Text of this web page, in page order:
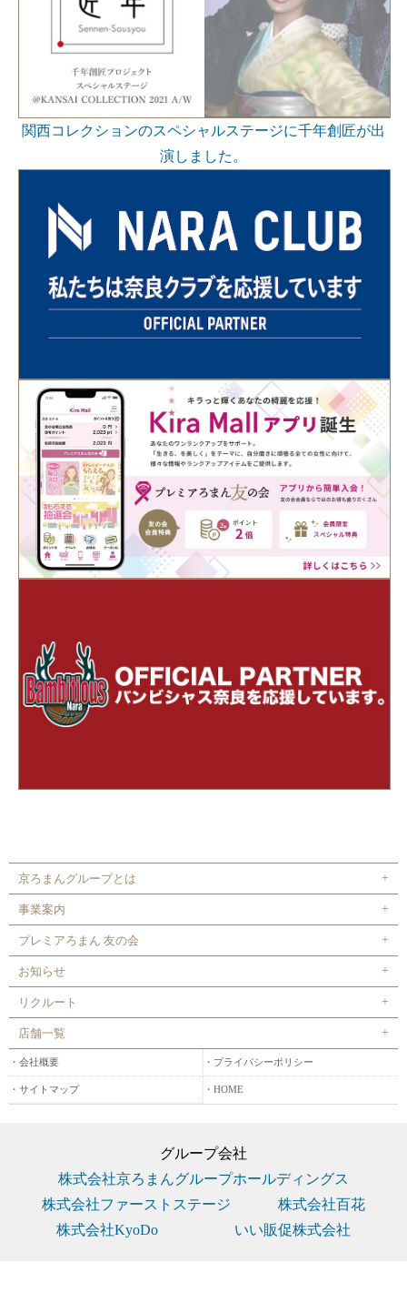
関西コレクションのスペシャルステージに千年創匠が出
演しました。
京ろまんグループとは
事業案内
プレミアろまん 友の会
お知らせ
リクルート
店舗一覧
会社概要 プライバシーポリシー
サイトマップ HOME
グループ会社
株式会社京ろまんグループホールディングス
株式会社ファーストステージ
株式会社百花
株式会社KyoDo
いい販促株式会社